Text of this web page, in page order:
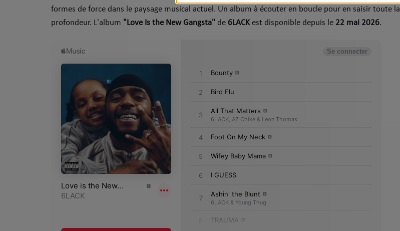
Dossier de Presse
formes de force dans le paysage musical actuel. Un album à écouter en boucle pour en saisir toute la
profondeur. ​L'album "Love Is the New Gangsta" de 6LACK est disponible depuis le 22 mai 2026.